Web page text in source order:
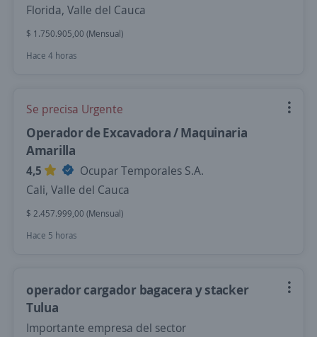
Florida, Valle del Cauca
$ 1.750.905,00 (Mensual)
Hace 4 horas
Se precisa Urgente
Operador de Excavadora / Maquinaria
Amarilla
4,5
Ocupar Temporales S.A.
Cali, Valle del Cauca
$ 2.457.999,00 (Mensual)
Hace 5 horas
operador cargador bagacera y stacker
Tulua
Importante empresa del sector